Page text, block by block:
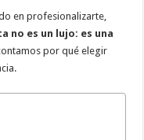
en profesionalizarte,
no es un lujo: es una
por qué elegir